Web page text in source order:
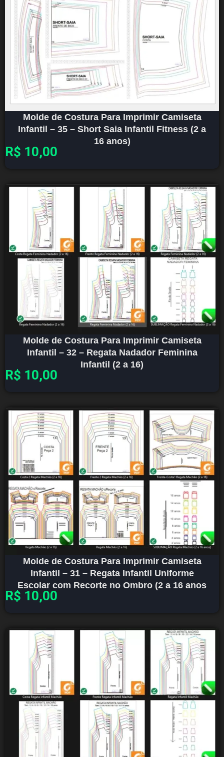
Molde de Costura Para Imprimir Camiseta
Infantil – 35 – Short Saia Infantil Fitness (2 a
16 anos)
R$ 10,00
Molde de Costura Para Imprimir Camiseta
Infantil – 32 – Regata Nadador Feminina
Infantil (2 a 16)
R$ 10,00
Molde de Costura Para Imprimir Camiseta
Infantil – 31 – Regata Infantil Uniforme
Escolar com Recorte no Ombro (2 a 16 anos
R$ 10,00